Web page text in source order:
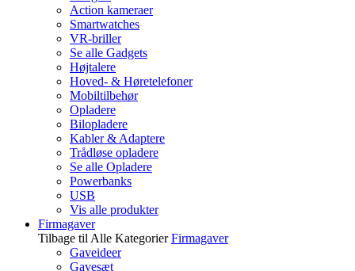
Action kameraer
Smartwatches
VR-briller
Se alle Gadgets
Højtalere
Hoved- & Høretelefoner
Mobiltilbehør
Opladere
Bilopladere
Kabler & Adaptere
Trådløse opladere
Se alle Opladere
Powerbanks
USB
Vis alle produkter
Firmagaver
Tilbage til Alle Kategorier Firmagaver
Gaveideer
Gavesæt